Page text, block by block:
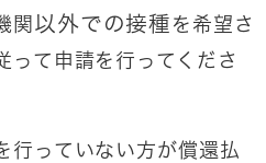
関 以外での接種 を希望さ
って申請を行ってくださ
っていない方が償還払